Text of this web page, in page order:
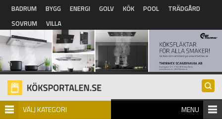
Hoppa till huvudinnehåll
BADRUM BYGG ENERGI GOLV KÖK POOL
TRÄDGÅRD
SOVRUM
VILLA
VÄLJ KATEGORI MENU